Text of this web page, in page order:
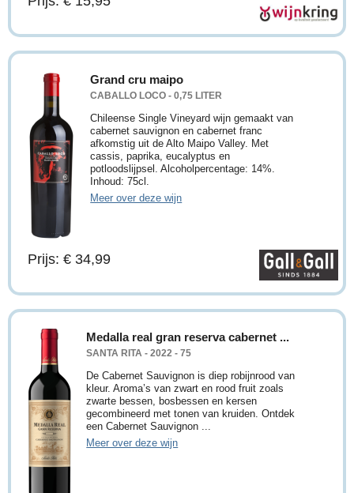
Grand cru maipo
CABALLO LOCO - 0,75 LITER
Chileense Single Vineyard wijn gemaakt van
cabernet sauvignon en cabernet franc
afkomstig uit de Alto Maipo Valley. Met
cassis, paprika, eucalyptus en
potloodslijpsel. Alcoholpercentage: 14%.
Inhoud: 75cl.
Meer over deze wijn
Prijs: € 34,99
Medalla real gran reserva cabernet ...
SANTA RITA - 2022 - 75
De Cabernet Sauvignon is diep robijnrood van
kleur. Aroma’s van zwart en rood fruit zoals
zwarte bessen, bosbessen en kersen
gecombineerd met tonen van kruiden. Ontdek
een Cabernet Sauvignon ...
Meer over deze wijn